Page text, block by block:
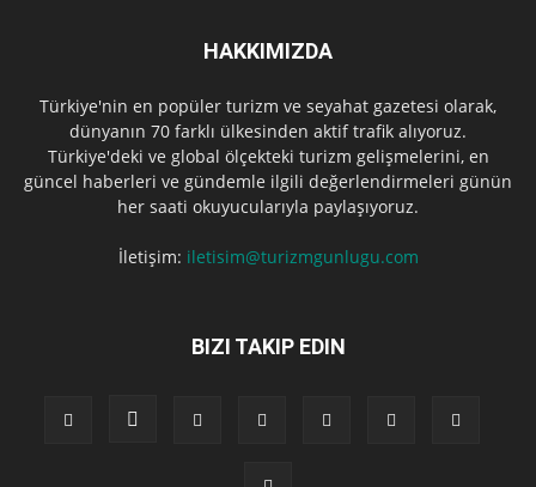
HAKKIMIZDA
Türkiye'nin en popüler turizm ve seyahat gazetesi olarak,
dünyanın 70 farklı ülkesinden aktif trafik alıyoruz.
Türkiye'deki ve global ölçekteki turizm gelişmelerini, en
güncel haberleri ve gündemle ilgili değerlendirmeleri günün
her saati okuyucularıyla paylaşıyoruz.
İletişim: iletisim@turizmgunlugu.com
BIZI TAKIP EDIN